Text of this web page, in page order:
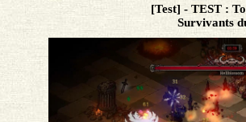
[Test] - TEST :
Survivants